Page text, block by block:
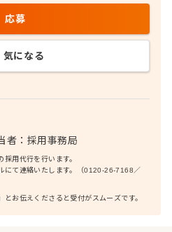
者： 採用事務局
用代行を行います。
にて連絡いたします。（0120-26-7168／
お伝えくださると受付がスムーズです。
応募
気になる